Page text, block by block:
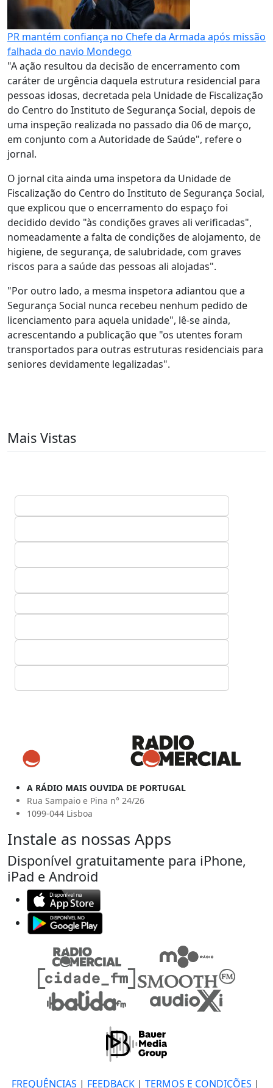
PR mantém confiança no Chefe da Armada após missão
falhada do navio Mondego
"A ação resultou da decisão de encerramento com
caráter de urgência daquela estrutura residencial para
pessoas idosas, decretada pela Unidade de Fiscalização
do Centro do Instituto de Segurança Social, depois de
uma inspeção realizada no passado dia 06 de março,
em conjunto com a Autoridade de Saúde", refere o
jornal.
O jornal cita ainda uma inspetora da Unidade de
Fiscalização do Centro do Instituto de Segurança Social,
que explicou que o encerramento do espaço foi
decidido devido "às condições graves ali verificadas",
nomeadamente a falta de condições de alojamento, de
higiene, de segurança, de salubridade, com graves
riscos para a saúde das pessoas ali alojadas".
"Por outro lado, a mesma inspetora adiantou que a
Segurança Social nunca recebeu nenhum pedido de
licenciamento para aquela unidade", lê-se ainda,
acrescentando a publicação que "os utentes foram
transportados para outras estruturas residenciais para
seniores devidamente legalizadas".
Mais Vistas
A RÁDIO MAIS OUVIDA DE PORTUGAL
Rua Sampaio e Pina n° 24/26
1099-044 Lisboa
Instale as nossas Apps
Disponível gratuitamente para iPhone,
iPad e Android
FREQUÊNCIAS | FEEDBACK| TERMOS E CONDIÇÕES |